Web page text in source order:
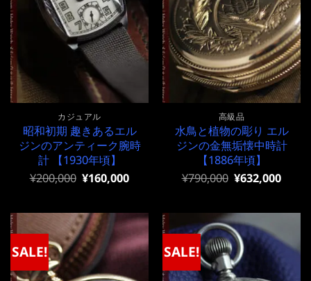
カジュアル
昭和初期 趣きあるエル
ジンのアンティーク腕時
計 【1930年頃】
元
格
¥200,000
で
し
た。
¥200,000 現
価
格
は
¥200,000
で
す。
¥160,000
高級品
水鳥と植物の彫り エル
ジンの金無垢懐中時計
【1886年頃】
元
は
¥790,000
で
し
た。
¥790,000 現
価
格
は
¥790,000
で
す。
¥632,000
SALE! SALE!